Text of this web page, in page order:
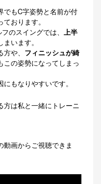
でもC字姿勢と名前が付
ております。
のスイングでは、
上半
まいます。
や、 フィニッシュが綺
この姿勢になってしまっ
にもなりやすいです。
方は私と一緒にトレーニ
画からご視聴できま